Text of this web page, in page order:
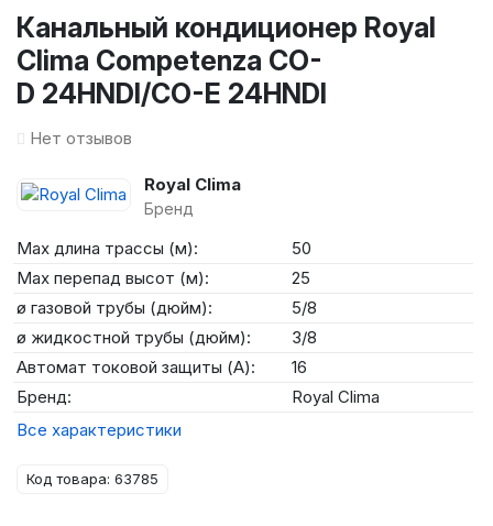
Канальный кондиционер Royal
Clima Competenza CO-
D 24HNDI/CO-E 24HNDI
Нет отзывов
Royal Clima
Бренд
Max длина трассы (м):
50
Max перепад высот (м):
25
ø газовой трубы (дюйм):
5/8
ø жидкостной трубы (дюйм):
3/8
Автомат токовой защиты (А):
16
Бренд:
Royal Clima
Все характеристики
Код товара: 63785